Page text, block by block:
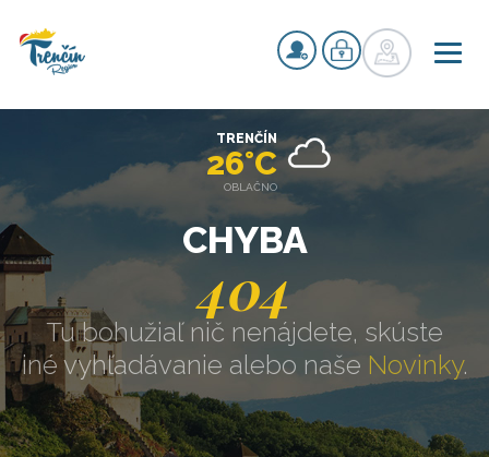
CHYBA
404
Tu bohužiaľ nič nenájdete, skúste
iné vyhľadávanie alebo naše Novinky.
TRENČÍN
26°C
OBLAČNO